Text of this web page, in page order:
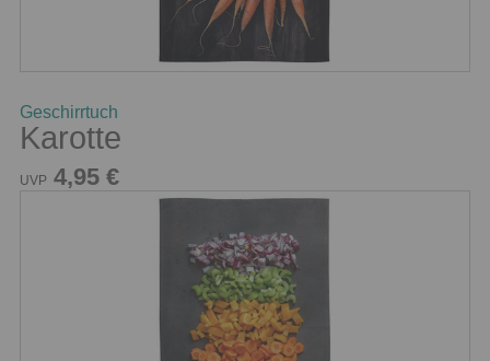
Geschirrtuch
Karotte
UVP 4,95 €